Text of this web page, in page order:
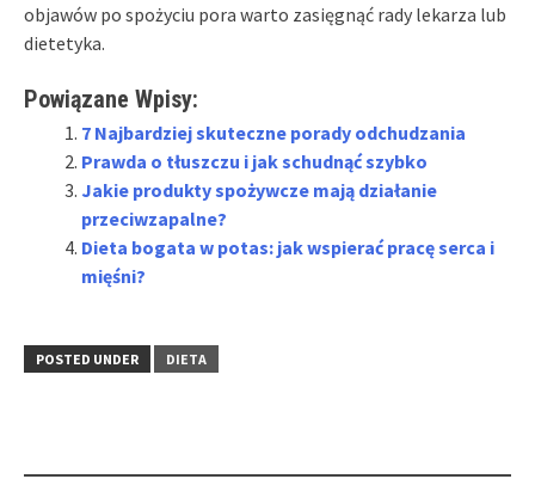
objawów po spożyciu pora warto zasięgnąć rady lekarza lub
dietetyka.
Powiązane Wpisy:
7 Najbardziej skuteczne porady odchudzania
Prawda o tłuszczu i jak schudnąć szybko
Jakie produkty spożywcze mają działanie
przeciwzapalne?
Dieta bogata w potas: jak wspierać pracę serca i
mięśni?
POSTED UNDER DIETA